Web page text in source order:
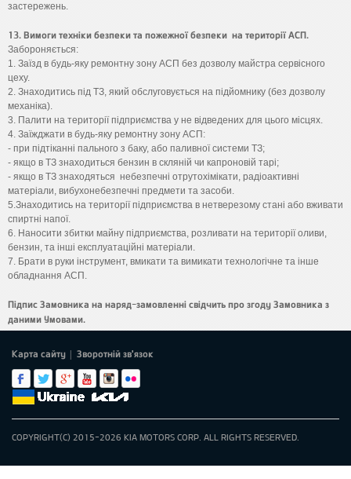
застережень.
13. Вимоги техніки безпеки та пожежної безпеки на території АСП.
Забороняється:
1. Заїзд в будь-яку ремонтну зону АСП без дозволу майстра сервісного
цеху.
2. Знаходитись під ТЗ, який обслуговується на підйомнику (без дозволу
механіка).
3. Палити на території підприємства у не відведених для цього місцях.
4. Заїжджати в будь-яку ремонтну зону АСП:
- при підтіканні пального з баку, або паливної системи ТЗ;
- якщо в ТЗ знаходиться бензин в скляній чи капроновій тарі;
- якщо в ТЗ знаходяться небезпечні отрутохімікати, радіоактивні
матеріали, вибухонебезпечні предмети та засоби.
5.Знаходитись на території підприємства в нетверезому стані або вживати
спиртні напої.
6. Наносити збитки майну підприємства, розливати на території оливи,
бензин, та інші експлуатаційні матеріали.
7. Брати в руки інструмент, вмикати та вимикати технологічне та інше
обладнання АСП.
Підпис Замовника на наряд-замовленні свідчить про згоду Замовника з
даними Умовами.
Карта сайту Зворотній зв'язок
COPYRIGHT(C) 2015-2026 KIA MOTORS CORP. ALL RIGHTS RESERVED.